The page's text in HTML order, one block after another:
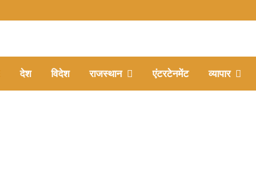
देश विदेश राजस्थान एंटरटेनमेंट व्यापार